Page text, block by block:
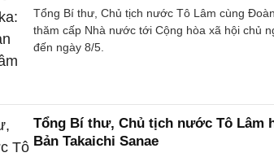
Tổng Bí thư, Chủ tịch nước Tô Lâm cùng
thăm cấp Nhà nước tới Cộng hòa xã hội chủ
đến ngày 8/5.
Tổng Bí thư, Chủ tịch nước Tô Lâm
Bản Takaichi Sanae